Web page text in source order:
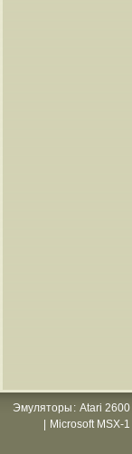
Эмуляторы : Atari 2600
Microsoft MSX-1